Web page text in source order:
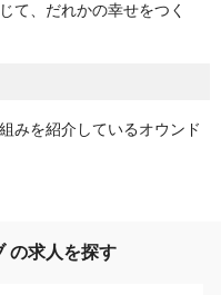
て、だれかの幸せをつく
みを紹介しているオウンド
の求人を探す